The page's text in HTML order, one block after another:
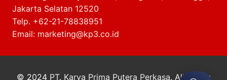
Jakarta Selatan 12520
Telp. +62-21-78838951
Email: marketing@kp3.co.id
© 2024 PT. Karya Prima Putera Perkasa. All Rights